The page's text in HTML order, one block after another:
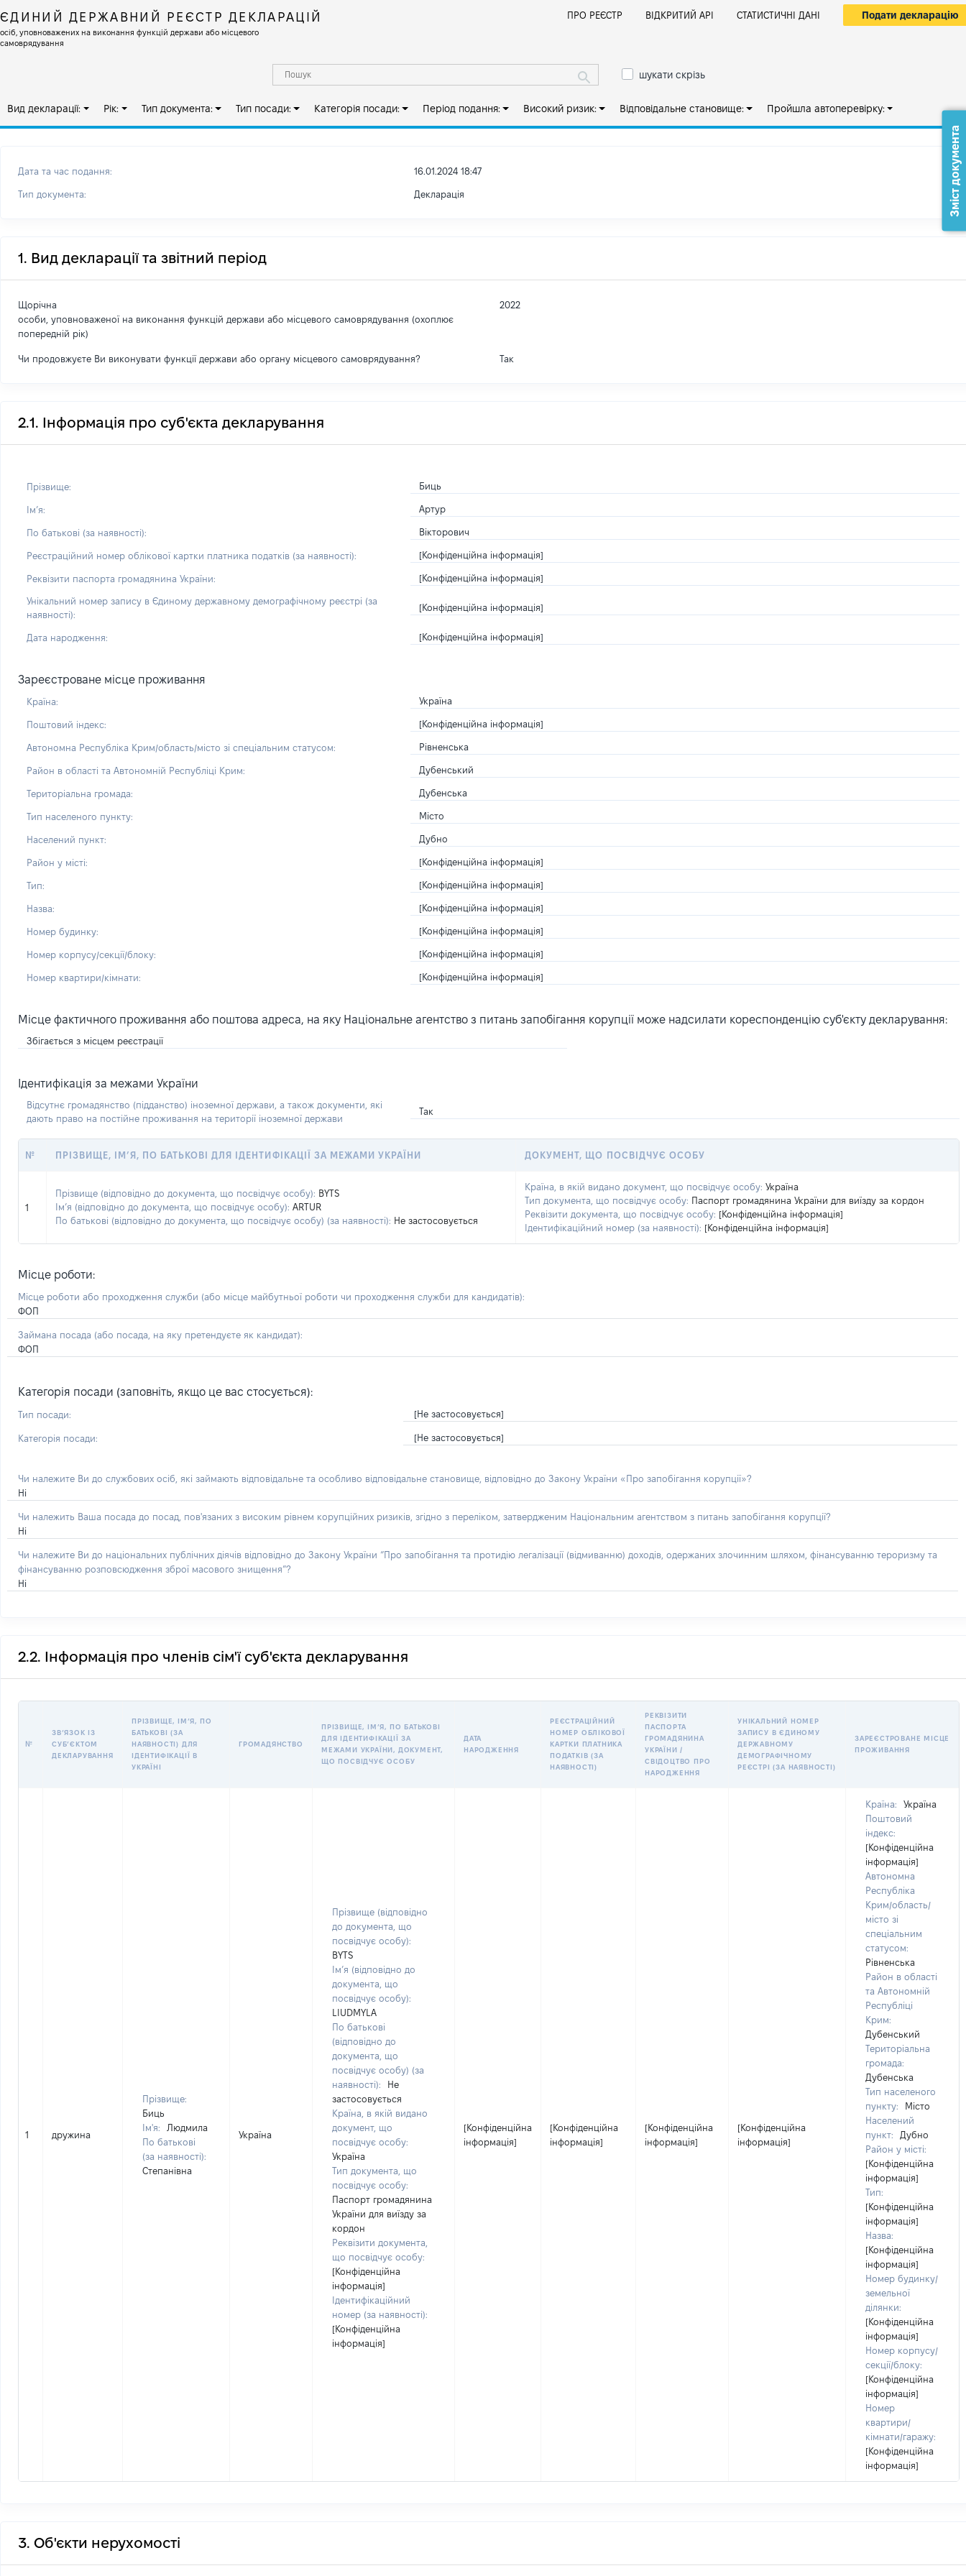
ЄДИНИЙ ДЕРЖАВНИЙ РЕЄСТР ДЕКЛАРАЦІЙ
осіб, уповноважених на виконання функцій держави або місцевого
самоврядування
ПРО РЕЄСТР ВІДКРИТИЙ АРІ СТАТИСТИЧНІ ДАНІ Подати декларацію
шукати скрізь
Вид декларації: Рік: Тип документа: Тип посади: Категорія посади: Період подання: Високий ризик: Відповідальне становище: Пройшла автоперевірку:
Дата та час подання: 16.01.2024 18:47
Тип документа: Декларація
1. Вид декларації та звітний період
Щорічна
особи, уповноваженої на виконання функцій держави або місцевого самоврядування (охоплює
попередній рік)
2022
Чи продовжуєте Ви виконувати функції держави або органу місцевого самоврядування? Так
2.1. Інформація про суб'єкта декларування
Прізвище: Биць
Імʼя: Артур
По батькові (за наявності): Вікторович
Реєстраційний номер облікової картки платника податків (за наявності): [Конфіденційна інформація]
Реквізити паспорта громадянина України: [Конфіденційна інформація]
Унікальний номер запису в Єдиному державному демографічному реєстрі (за
наявності):
[Конфіденційна інформація]
Дата народження: [Конфіденційна інформація]
Зареєстроване місце проживання
Країна: Україна
Поштовий індекс: [Конфіденційна інформація]
Автономна Республіка Крим/область/місто зі спеціальним статусом: Рівненська
Район в області та Автономній Республіці Крим: Дубенський
Територіальна громада: Дубенська
Тип населеного пункту: Місто
Населений пункт: Дубно
Район у місті: [Конфіденційна інформація]
Тип: [Конфіденційна інформація]
Назва: [Конфіденційна інформація]
Номер будинку: [Конфіденційна інформація]
Номер корпусу/секції/блоку: [Конфіденційна інформація]
Номер квартири/кімнати: [Конфіденційна інформація]
Місце фактичного проживання або поштова адреса, на яку Національне агентство з питань запобігання корупції може надсилати кореспонденцію суб'єкту декларування:
Збігається з місцем реєстрації
Ідентифікація за межами України
Відсутнє громадянство (підданство) іноземної держави, а також документи, які
дають право на постійне проживання на території іноземної держави
Так
№ ПРІЗВИЩЕ, ІМ’Я, ПО БАТЬКОВІ ДЛЯ ІДЕНТИФІКАЦІЇ ЗА МЕЖАМИ УКРАЇНИ ДОКУМЕНТ, ЩО ПОСВІДЧУЄ ОСОБУ
1
Прізвище (відповідно до документа, що посвідчує особу): BYTS
Ім’я (відповідно до документа, що посвідчує особу): ARTUR
По батькові (відповідно до документа, що посвідчує особу) (за наявності): Не застосовується
Країна, в якій видано документ, що посвідчує особу: Україна
Тип документа, що посвідчує особу: Паспорт громадянина України для виїзду за кордон
Реквізити документа, що посвідчує особу: [Конфіденційна інформація]
Ідентифікаційний номер (за наявності): [Конфіденційна інформація]
Місце роботи:
Місце роботи або проходження служби (або місце майбутньої роботи чи проходження служби для кандидатів):
ФОП
Займана посада (або посада, на яку претендуєте як кандидат):
ФОП
Категорія посади (заповніть, якщо це вас стосується):
Тип посади: [Не застосовується]
Категорія посади: [Не застосовується]
Чи належите Ви до службових осіб, які займають відповідальне та особливо відповідальне становище, відповідно до Закону України «Про запобігання корупції»?
Ні
Чи належить Ваша посада до посад, пов'язаних з високим рівнем корупційних ризиків, згідно з переліком, затвердженим Національним агентством з питань запобігання корупції?
Ні
Чи належите Ви до національних публічних діячів відповідно до Закону України “Про запобігання та протидію легалізації (відмиванню) доходів, одержаних злочинним шляхом, фінансуванню тероризму та
фінансуванню розповсюдження зброї масового знищення”?
Ні
2.2. Інформація про членів сім'ї суб'єкта декларування
№
ЗВʼЯЗОК ІЗ
СУБʼЄКТОМ
ДЕКЛАРУВАННЯ
ПРІЗВИЩЕ, ІМʼЯ, ПО
БАТЬКОВІ (ЗА
НАЯВНОСТІ) ДЛЯ
ІДЕНТИФІКАЦІЇ В
УКРАЇНІ
ГРОМАДЯНСТВО
ПРІЗВИЩЕ, ІМʼЯ, ПО БАТЬКОВІ
ДЛЯ ІДЕНТИФІКАЦІЇ ЗА
МЕЖАМИ УКРАЇНИ, ДОКУМЕНТ,
ЩО ПОСВІДЧУЄ ОСОБУ
ДАТА
НАРОДЖЕННЯ
РЕЄСТРАЦІЙНИЙ
НОМЕР ОБЛІКОВОЇ
КАРТКИ ПЛАТНИКА
ПОДАТКІВ (ЗА
НАЯВНОСТІ)
РЕКВІЗИТИ
ПАСПОРТА
ГРОМАДЯНИНА
УКРАЇНИ /
СВІДОЦТВО ПРО
НАРОДЖЕННЯ
УНІКАЛЬНИЙ НОМЕР
ЗАПИСУ В ЄДИНОМУ
ДЕРЖАВНОМУ
ДЕМОГРАФІЧНОМУ
РЕЄСТРІ (ЗА НАЯВНОСТІ)
ЗАРЕЄСТРОВАНЕ МІСЦЕ
ПРОЖИВАННЯ
1 дружина
Прізвище:
Биць
Ім'я:
Людмила
По батькові
(за наявності):
Степанівна
Україна
Прізвище (відповідно
до документа, що
посвідчує особу):
BYTS
Ім’я (відповідно до
документа, що
посвідчує особу):
LIUDMYLA
По батькові
(відповідно до
документа, що
посвідчує особу) (за
наявності):
Не
застосовується
Країна, в якій видано
документ, що
посвідчує особу:
Україна
Тип документа, що
посвідчує особу:
Паспорт громадянина
України для виїзду за
кордон
Реквізити документа,
що посвідчує особу:
[Конфіденційна
інформація]
Ідентифікаційний
номер (за наявності):
[Конфіденційна
інформація]
[Конфіденційна
інформація]
[Конфіденційна
інформація]
[Конфіденційна
інформація]
[Конфіденційна
інформація]
Країна:
Україна
Поштовий
індекс:
[Конфіденційна
інформація]
Автономна
Республіка
Крим/область/
місто зі
спеціальним
статусом:
Рівненська
Район в області
та Автономній
Республіці
Крим:
Дубенський
Територіальна
громада:
Дубенська
Тип населеного
пункту:
Місто
Населений
пункт:
Дубно
Район у місті:
[Конфіденційна
інформація]
Тип:
[Конфіденційна
інформація]
Назва:
[Конфіденційна
інформація]
Номер будинку/
земельної
ділянки:
[Конфіденційна
інформація]
Номер корпусу/
секції/блоку:
[Конфіденційна
інформація]
Номер
квартири/
кімнати/гаражу:
[Конфіденційна
інформація]
3. Об'єкти нерухомості
Зміст документа